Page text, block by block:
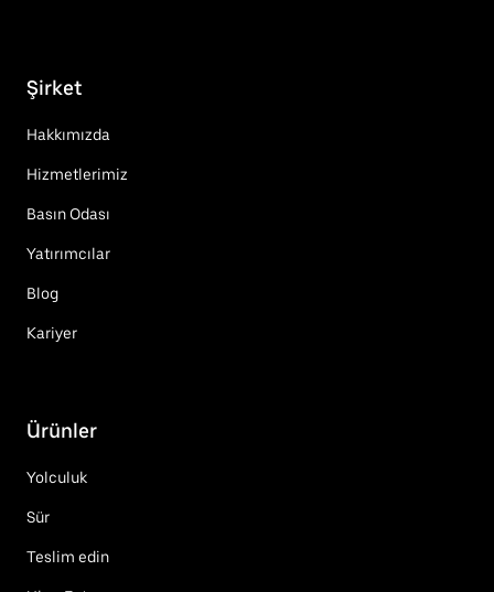
Şirket
Hakkımızda
Hizmetlerimiz
Basın Odası
Yatırımcılar
Blog
Kariyer
Ürünler
Yolculuk
Sür
Teslim edin